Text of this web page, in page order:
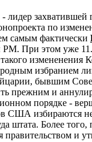
лидер захватившей
по
самым фактически
При этом уже
такого
избранием
бывшим
прежним и
порядке -
США избираются
штата. Более того,
и